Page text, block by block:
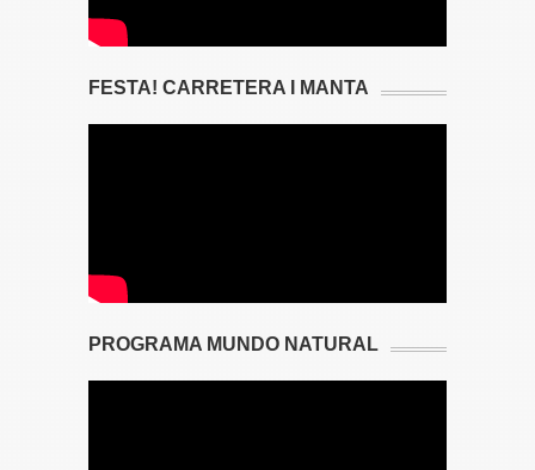
FESTA! CARRETERA I MANTA
PROGRAMA MUNDO NATURAL